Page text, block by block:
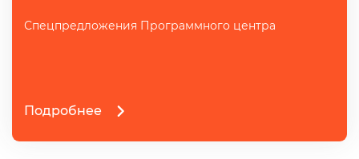
Спецпредложения Программного центра
Подробнее